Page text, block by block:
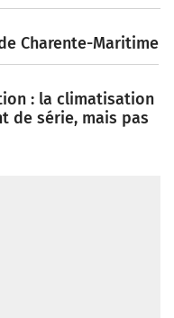
Charente-Maritime
: la climatisation
de série, mais pas